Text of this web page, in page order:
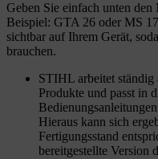
Geben Sie einfach unten
Beispiel: GTA 26 oder MS
sichtbar auf Ihrem Gerät,
brauchen.
STIHL arbeitet
Produkte und passt in
Hieraus kann sich
Fertigungsstand
bereitgestellte Version